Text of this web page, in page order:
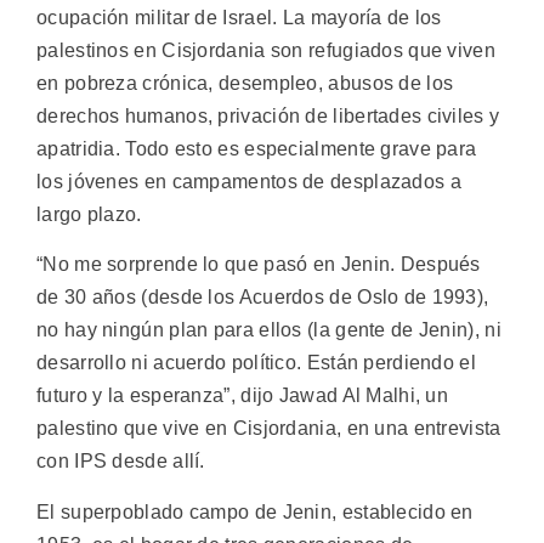
ocupación militar de Israel. La mayoría de los
palestinos en Cisjordania son refugiados que viven
en pobreza crónica, desempleo, abusos de los
derechos humanos, privación de libertades civiles y
apatridia. Todo esto es especialmente grave para
los jóvenes en campamentos de desplazados a
largo plazo.
“No me sorprende lo que pasó en Jenin. Después
de 30 años (desde los Acuerdos de Oslo de 1993),
no hay ningún plan para ellos (la gente de Jenin), ni
desarrollo ni acuerdo político. Están perdiendo el
futuro y la esperanza”, dijo Jawad Al Malhi, un
palestino que vive en Cisjordania, en una entrevista
con IPS desde allí.
El superpoblado campo de Jenin, establecido en